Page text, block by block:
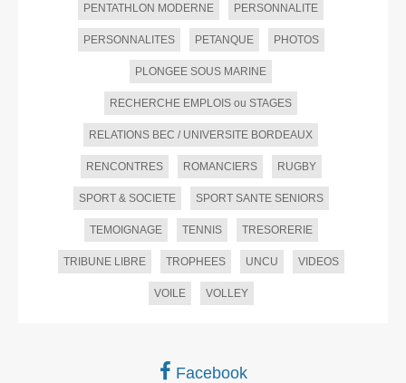
PENTATHLON MODERNE PERSONNALITE
PERSONNALITES PETANQUE PHOTOS
PLONGEE SOUS MARINE
RECHERCHE EMPLOIS ou STAGES
RELATIONS BEC / UNIVERSITE BORDEAUX
RENCONTRES ROMANCIERS RUGBY
SPORT & SOCIETE SPORT SANTE SENIORS
TEMOIGNAGE TENNIS TRESORERIE
TRIBUNE LIBRE TROPHEES UNCU VIDEOS
VOILE VOLLEY
Facebook